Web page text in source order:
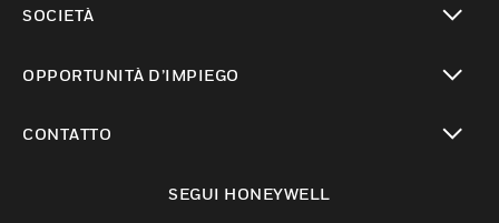
SOCIETÀ
OPPORTUNITÀ D’IMPIEGO
CONTATTO
SEGUI HONEYWELL